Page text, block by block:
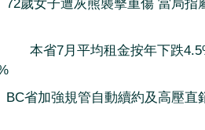
72歲女子遭灰熊襲擊重傷 當局指
本省7月平均租金按年下跌
BC省加強規管自動續約及高壓直